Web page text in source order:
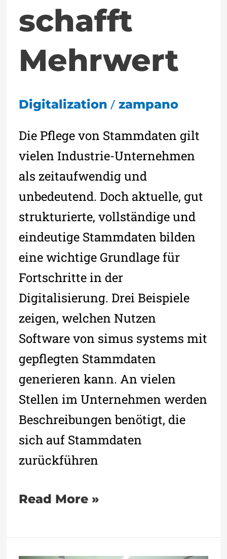
schafft
Mehrwert
Digitalization / zampano
Die Pflege von Stammdaten gilt
vielen Industrie-Unternehmen
als zeitaufwendig und
unbedeutend. Doch aktuelle, gut
strukturierte, vollständige und
eindeutige Stammdaten bilden
eine wichtige Grundlage für
Fortschritte in der
Digitalisierung. Drei Beispiele
zeigen, welchen Nutzen
Software von simus systems mit
gepflegten Stammdaten
generieren kann. An vielen
Stellen im Unternehmen werden
Beschreibungen benötigt, die
sich auf Stammdaten
zurückführen
Read More »